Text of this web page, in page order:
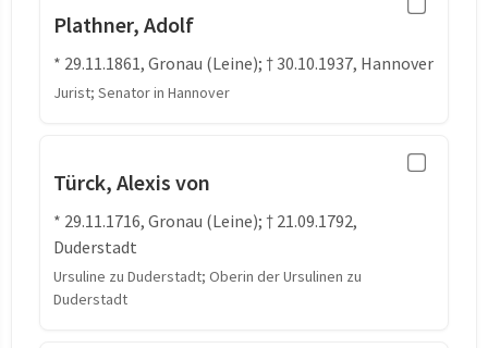
Plathner, Adolf
* 29.11.1861, Gronau (Leine); † 30.10.1937, Hannover
Jurist; Senator in Hannover
Türck, Alexis von
* 29.11.1716, Gronau (Leine); † 21.09.1792,
Duderstadt
Ursuline zu Duderstadt; Oberin der Ursulinen zu
Duderstadt